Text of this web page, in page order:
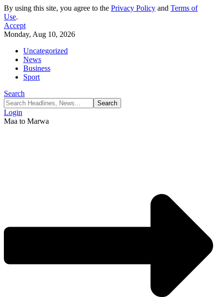
By using this site, you agree to the Privacy Policy and Terms of
Use.
Accept
Monday, Aug 10, 2026
Uncategorized
News
Business
Sport
Search
Login
Maa to Marwa